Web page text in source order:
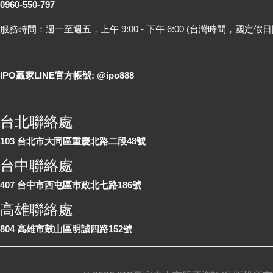
0960-550-797
服務時間：週一至週五，上午 9:00 - 下午 6:00 (台灣時間，國定假
IPO贏家LINE官方帳號: @ipo888
台北聯絡處
103 台北市大同區重慶北路二段48號
台中聯絡處
407 台中市西屯區市政北七路186號
高雄聯絡處
804 高雄市鼓山區明誠四路152號